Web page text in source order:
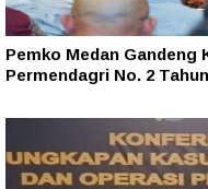
Pemko Medan
Permendagri No. 2